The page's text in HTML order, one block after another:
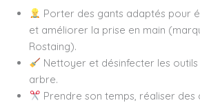
Porter des gants adaptés pour
et améliorer la prise en main
Rostaing).
Nettoyer et désinfecter les
arbre.
Prendre son temps, réaliser des